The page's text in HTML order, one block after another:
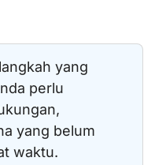
yang
perlu
yang belum
waktu.